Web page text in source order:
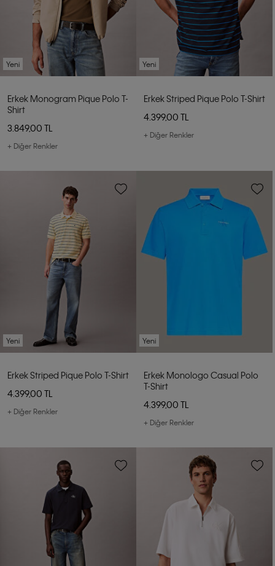
Yeni
Erkek Monogram Pique Polo T-
Shirt
3.849,00 TL
+ Diğer Renkler
Yeni
Erkek Striped Pique Polo T-Shirt
4.399,00 TL
+ Diğer Renkler
Yeni
Erkek Striped Pique Polo T-Shirt
4.399,00 TL
+ Diğer Renkler
Yeni
Erkek Monologo Casual Polo
T-Shirt
4.399,00 TL
+ Diğer Renkler